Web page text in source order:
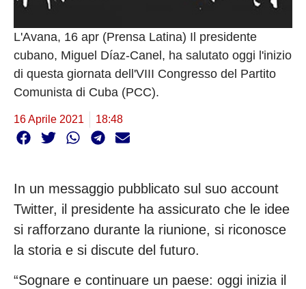
L'Avana, 16 apr (Prensa Latina) Il presidente
cubano, Miguel Díaz-Canel, ha salutato oggi l'inizio
di questa giornata dell'VIII Congresso del Partito
Comunista di Cuba (PCC).
16 Aprile 2021 18:48
In un messaggio pubblicato sul suo account
Twitter, il presidente ha assicurato che le idee
si rafforzano durante la riunione, si riconosce
la storia e si discute del futuro.
“Sognare e continuare un paese: oggi inizia il